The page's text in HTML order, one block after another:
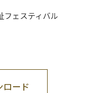
フェスティバル
ロード